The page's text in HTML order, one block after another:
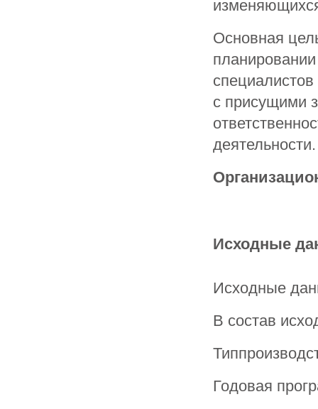
Основная
с присущими
деятельности.
Исходные
Исходные
В состав
Годовая